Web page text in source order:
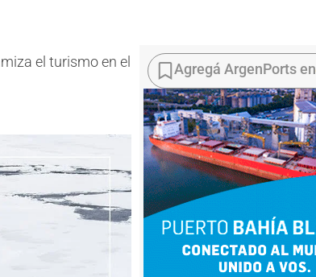
el turismo en el
Agregá ArgenPorts en